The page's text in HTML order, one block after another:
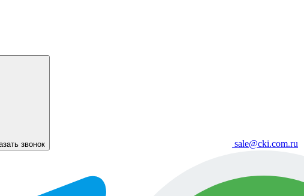
звонок sale@cki.com.ru